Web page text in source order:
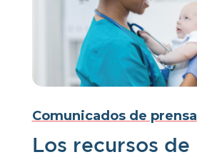
Comunicados de prensa
Los recursos de